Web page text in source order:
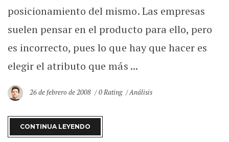
posicionamiento del mismo. Las empresas
suelen pensar en el producto para ello, pero
es incorrecto, pues lo que hay que hacer es
elegir el atributo que más ...
26 de febrero de 2008 0 Rating Análisis
CONTINUA LEYENDO